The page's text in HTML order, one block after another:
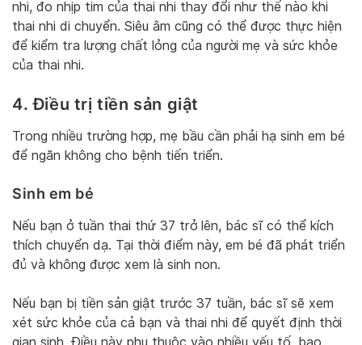
nhi, đo nhịp tim của thai nhi thay đổi như thế nào khi
thai nhi di chuyển. Siêu âm cũng có thể được thực hiện
để kiểm tra lượng chất lỏng của người mẹ và sức khỏe
của thai nhi.
4. Điều trị tiền sản giật
Trong nhiều trường hợp, mẹ bầu cần phải hạ sinh em bé
để ngăn không cho bệnh tiến triển.
Sinh em bé
Nếu bạn ở tuần thai thứ 37 trở lên, bác sĩ có thể kích
thích chuyển dạ. Tại thời điểm này, em bé đã phát triển
đủ và không được xem là sinh non.
Nếu bạn bị tiền sản giật trước 37 tuần, bác sĩ sẽ xem
xét sức khỏe của cả bạn và thai nhi để quyết định thời